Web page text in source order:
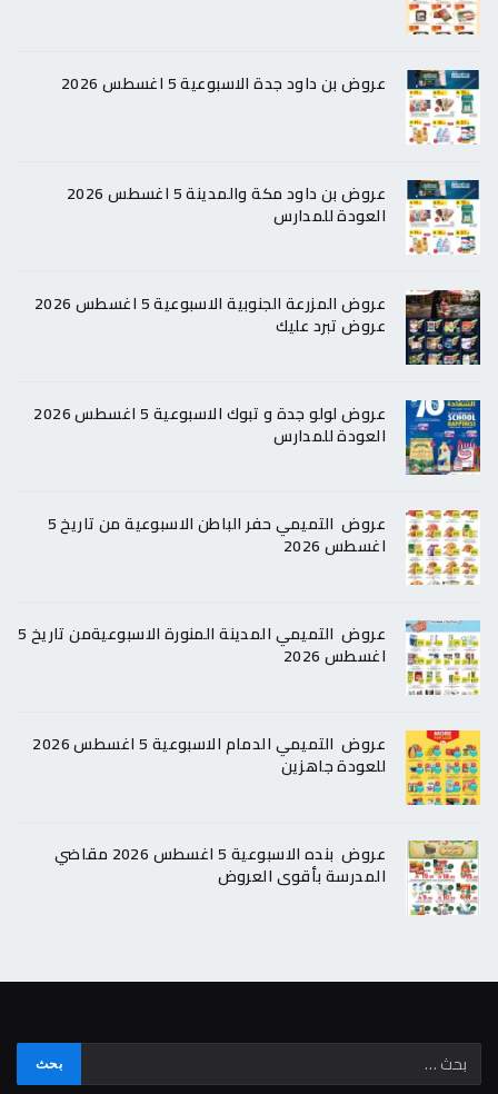
عروض بن داود جدة الاسبوعية 5 اغسطس 2026
عروض بن داود مكة والمدينة 5 اغسطس 2026
العودة للمدارس
عروض المزرعة الجنوبية الاسبوعية 5 اغسطس 2026
عروض تبرد عليك
عروض لولو جدة و تبوك الاسبوعية 5 اغسطس 2026
العودة للمدارس
عروض التميمي حفر الباطن الاسبوعية من تاريخ 5
اغسطس 2026
عروض التميمي المدينة المنورة الاسبوعيةمن تاريخ 5
اغسطس 2026
عروض التميمي الدمام الاسبوعية 5 اغسطس 2026
للعودة جاهزين
عروض بنده الاسبوعية 5 اغسطس 2026 مقاضي
المدرسة بأقوى العروض